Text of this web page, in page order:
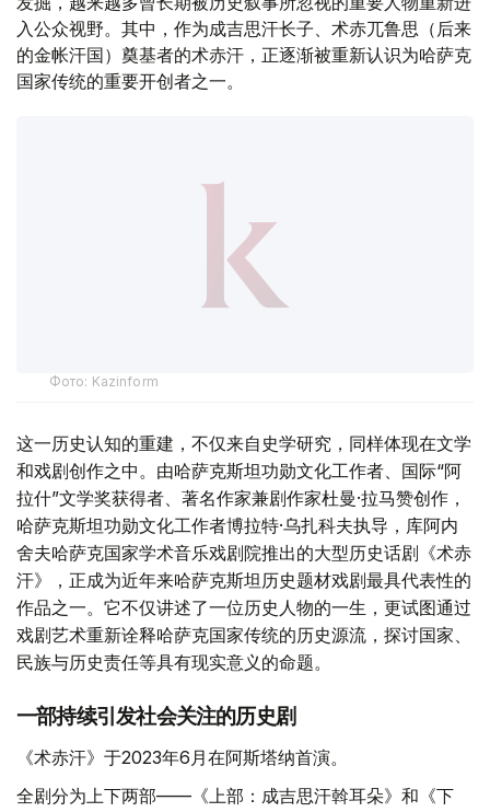
入公众视野。其中，作为成吉思汗长子、术赤兀鲁思（后来
的金帐汗国）奠基者的术赤汗，正逐渐被重新认识为哈萨克
国家传统的重要开创者之一。
这一历史认知的重建，不仅来自史学研究，同样体现在文学
和戏剧创作之中。由哈萨克斯坦功勋文化工作者、国际“阿
拉什”文学奖获得者、著名作家兼剧作家杜曼·拉马赞创作，
哈萨克斯坦功勋文化工作者博拉特·乌扎科夫执导，库阿内
舍夫哈萨克国家学术音乐戏剧院推出的大型历史话剧《术赤
汗》，正成为近年来哈萨克斯坦历史题材戏剧最具代表性的
作品之一。它不仅讲述了一位历史人物的一生，更试图通过
戏剧艺术重新诠释哈萨克国家传统的历史源流，探讨国家、
一部持续引发社会关注的历史剧
《术赤汗》于2023年6月在阿斯塔纳首演。